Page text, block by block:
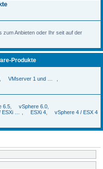
zum Anbieten oder Ihr seit auf der
Produkte
6.5 vSphere 6.0
ESXi 4
vSphere 4 / ESX 4